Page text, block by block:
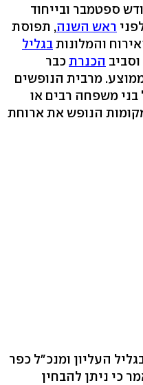
ספטמבר ובייחוד
ראש השנה, תפוסת
והמלונותבגליל
וסביב הכנרתכבר
אחוזים בממוצע. מרבית הנופשים
בני משפחה רבים או
הנופש את ארוחת
העליון ומנכ"ל כפר
כי ניתן להבחין